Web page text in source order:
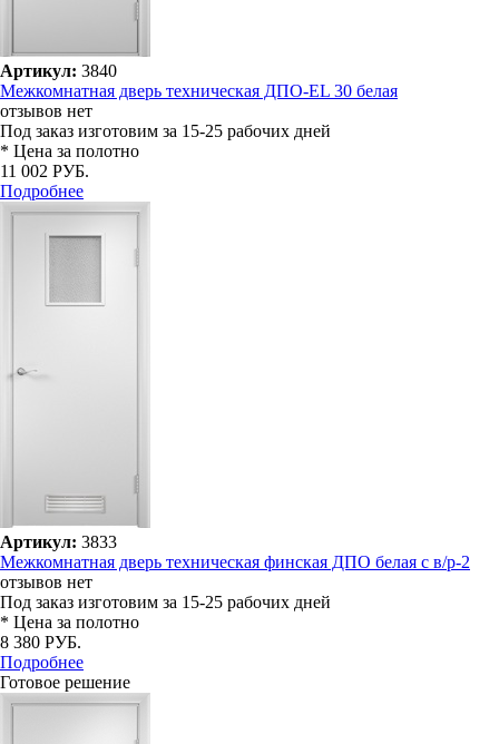
Артикул: 3840
Межкомнатная дверь техническая ДПО-EL 30 белая
отзывов нет
Под заказ изготовим за 15-25 рабочих дней
* Цена за полотно
11 002 РУБ.
Подробнее
Артикул: 3833
Межкомнатная дверь техническая финская ДПО белая с в/р-2
отзывов нет
Под заказ изготовим за 15-25 рабочих дней
* Цена за полотно
8 380 РУБ.
Подробнее
Готовое решение